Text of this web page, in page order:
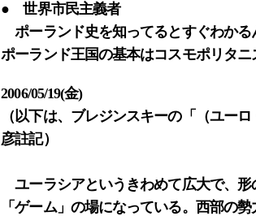
● 世界市民主義者
ポーランド史を知ってるとすぐわか
ポーランド王国の基本はコスモポリタ
2006/05/19(金)
（以下は、ブレジンスキーの「（ユー
彦註記）
ユーラシアというきわめて広大で、形
「ゲーム」の場になっている。西部の